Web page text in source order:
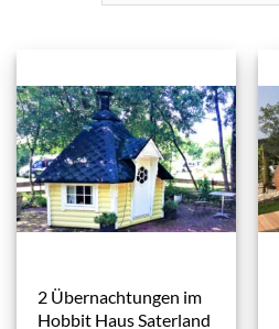
2 Übernachtungen im
Hobbit Haus Saterland